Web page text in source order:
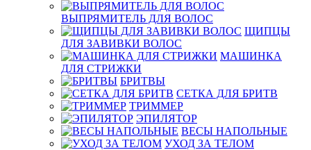
ВЫПРЯМИТЕЛЬ ДЛЯ ВОЛОС
ЩИПЦЫ
ДЛЯ ЗАВИВКИ ВОЛОС
МАШИНКА
ДЛЯ СТРИЖКИ
БРИТВЫ
СЕТКА ДЛЯ БРИТВ
ТРИММЕР
ЭПИЛЯТОР
ВЕСЫ НАПОЛЬНЫЕ
УХОД ЗА ТЕЛОМ